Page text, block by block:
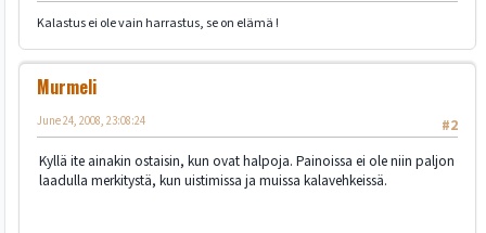
Kalastus ei ole vain harrastus, se on elämä !
Murmeli
#2
June 24, 2008, 23:08:24
Kyllä ite ainakin ostaisin, kun ovat halpoja. Painoissa ei ole niin paljon
laadulla merkitystä, kun uistimissa ja muissa kalavehkeissä.